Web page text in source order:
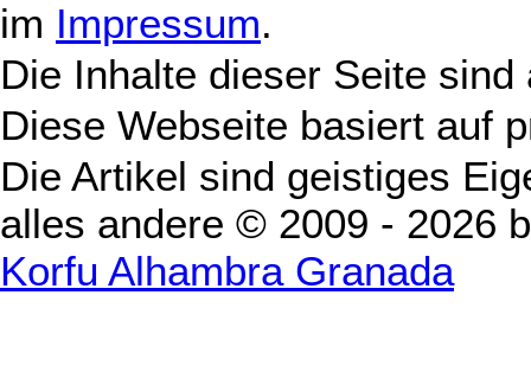
im Impressum.
Die Inhalte dieser Seite
Diese Webseite basiert auf
Die Artikel sind geistiges
alles andere © 2009 - 2026
Korfu Alhambra Granada